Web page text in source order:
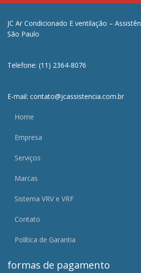
JC Ar Condicionado E ventilação –
São Paulo
Telefone: (11) 2364-8076
E-mail: contato@jcassistencia.com.br
Home
Empresa
Serviços
Marcas
Sistema VRV e VRF
Contato
Política de Garantia
formas de pagamento